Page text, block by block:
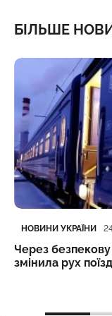
БІЛЬШЕ
Категорія
НОВИНИ УКРАЇНИ
Дата публікації
Через
змінила рух